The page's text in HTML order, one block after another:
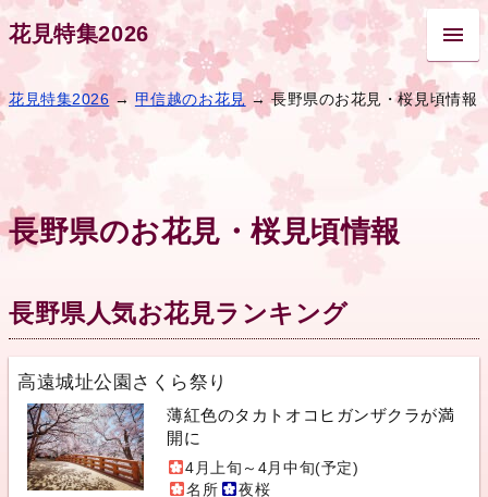
花見特集2026
花見特集2026 → 甲信越のお花見 → 長野県のお花見・桜見頃情報
長野県のお花見・桜見頃情報
長野県人気お花見ランキング
高遠城址公園さくら祭り
薄紅色のタカトオコヒガンザクラが満
開に
4月上旬～4月中旬(予定)
名所
夜桜